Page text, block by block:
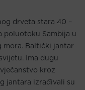
drveta stara 40 –
poluotoku Sambija u
mora. Baltički jantar
Ima dugu
kroz
jantara izrađivali su